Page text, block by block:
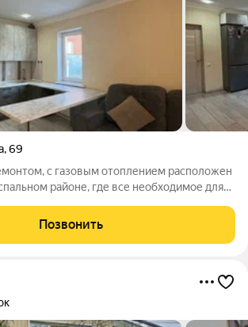
,69
с газовым отоплением расположен
районе, где все необходимое для
кухня-гостиная. По вашему желанию
Позвонить